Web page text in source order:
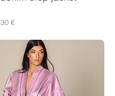
scontato
€